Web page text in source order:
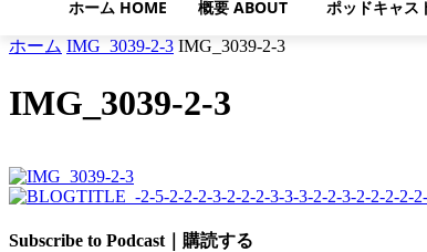
ホーム HOME 概要 ABOUT ポッドキャス
ホーム IMG_3039-2-3 IMG_3039-2-3
IMG_3039-2-3
Subscribe to Podcast｜購読する